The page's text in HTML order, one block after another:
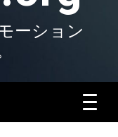
ーション